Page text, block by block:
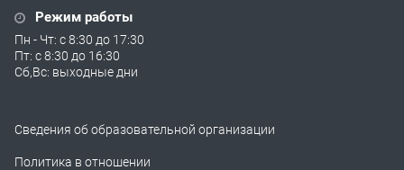
Режим работы
Пн - Чт: с 8:30 до 17:30
Пт: с 8:30 до 16:30
Сб,Вс: выходные дни
Сведения об образовательной организации
Политика в отношении